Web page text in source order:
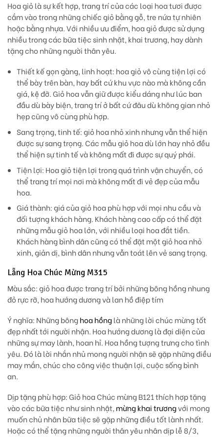
Hoa giỏ là sự kết hợp, trang trí của các loại hoa tươi được
cắm vào trong những chiếc giỏ bằng gỗ, tre nứa tự nhiên
hoặc bằng nhựa. Với nhiều ưu điểm, hoa giỏ được sử dụng
nhiều trong các bữa tiệc sinh nhật, khai trương, hay dành
tặng cho những người thân yêu.
Thiết kế gọn gàng, linh hoạt: hoa giỏ vô cùng tiện lợi có
thể bày trên bàn, hay bất cứ khu vực nào mà không cần
giá, kệ đỡ. Giỏ hoa vẫn giữ được kiểu dáng như lúc ban
đầu dù bày biện, trang trí ở bất cứ đâu dù không gian nhỏ
hẹp cũng vô cùng phù hợp.
Sang trọng, tinh tế:giỏ hoa nhỏ xinh nhưng vẫn thể hiện
được sự sang trọng. Các mẫu giỏ hoa dù lớn hay nhỏ đều
thể hiện sự tinh tế và không mất đi được sự quý phái.
Tiện lợi: Hoa giỏ tiện lợi trong quá trình vận chuyển, có
thể trang trí mọi nơi mà không mất đi vẻ đẹp của mẫu
hoa.
Giá thành:giá của giỏ hoa phù hợp với mọi nhu cầu và
đối tượng khách hàng. Khách hàng cao cấp có thể đặt
những mẫu giỏ hoa lớn, với nhiều loại hoa đắt tiền.
Khách hàng bình dân cũng có thể đặt một giỏ hoa nhỏ
xinh, giản dị, bình dân nhưng vẫn toát lên vẻ sang trọng.
Lẵng Hoa Chúc Mừng M315
Màu sắc:giỏ hoa được trang trí bởi những bông hồng nhung
đỏ rực rỡ, hoa hướng dương và lan hồ điệp tím
Ý nghĩa: Những bônghoa hồnglà những lời chúc mừng tốt
đẹp nhất tới người nhận. Hoa hướng dương là đại diện của
những sự may lành, hoan hỉ. Hoa hồng tượng trưng cho tình
yêu. Đó là lời nhắn nhủ mong người nhận sẽ gặp những điều
may mắn, chúc cho công việc thuận lợi, cuộc sống bình
an.
Dịp tặng phù hợp: Giỏ hoa Chúc mừng B121 thích hợp tặng
vào các bữa tiệc như sinh nhật, mừng khai trươngvới mong
muốn chủ nhân bữa tiệc sẽ gặp những điều tốt lành nhất.
Hoặc có thể tặng những người thân yêu nhân dịp lễ 8/3,